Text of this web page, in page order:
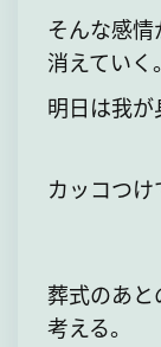
そんな感
消えていく。
明日は我が
カッコつけ
葬式のあと
考える。